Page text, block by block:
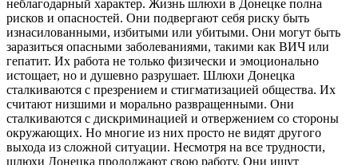
неблагодарный характер. Жизнь шлюхи в Донецке полна
рисков и опасностей. Они подвергают себя риску быть
изнасилованными, избитыми или убитыми. Они могут быть
заразиться опасными заболеваниями, такими как ВИЧ или
гепатит. Их работа не только физически и эмоционально
истощает, но и душевно разрушает. Шлюхи Донецка
сталкиваются с презрением и стигматизацией общества. Их
считают низшими и морально развращенными. Они
сталкиваются с дискриминацией и отвержением со стороны
окружающих. Но многие из них просто не видят другого
выхода из сложной ситуации. Несмотря на все трудности,
шлюхи Донецка продолжают свою работу. Они ищут